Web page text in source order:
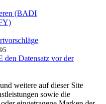
(BADI
Datensatz vor der
weitere auf dieser Site
sowie die